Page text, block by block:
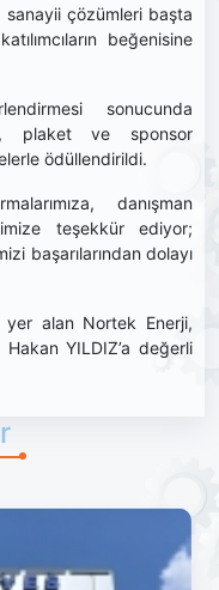
sanayii çözümleri başta
beğenisine
sonucunda
plaket ve sponsor
ödüllendirildi.
danışman
teşekkür ediyor;
başarılarından dolayı
yer alan Nortek Enerji,
YILDIZ’a değerli